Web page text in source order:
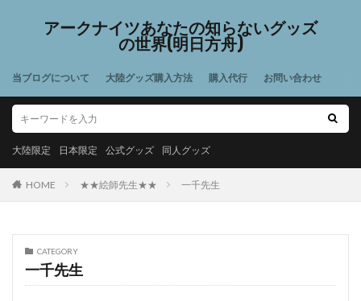
アークナイツあなたの知らないグッズ
の世界(明日方舟)
当ブログについて 大陸グッズ購入方法 購入代行 お問い合わせ
大陸限定 日本限定 公式グッズ 同人グッズ
HOME ★★絵師先生★★ 一千先生
CATEGORY
一千先生